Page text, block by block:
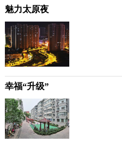
魅力太原夜
幸福“升级”